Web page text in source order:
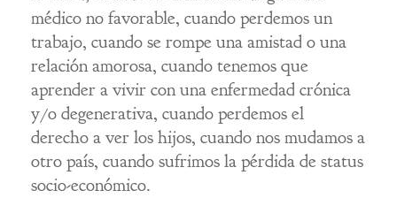
médico no favorable, cuando perdemos un
trabajo, cuando se rompe una amistad o una
relación amorosa, cuando tenemos que
aprender a vivir con una enfermedad crónica
y/o degenerativa, cuando perdemos el
derecho a ver los hijos, cuando nos mudamos a
otro país, cuando sufrimos la pérdida de status
socio-económico.